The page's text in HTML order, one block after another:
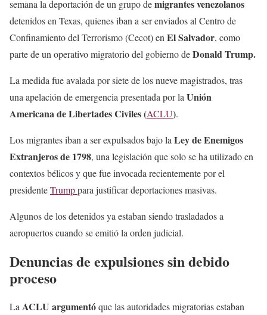
semana la deportación de un grupo demigrantes venezolanos
detenidos en Texas, quienes iban a ser enviados al Centro de
Confinamiento del Terrorismo (Cecot) en El Salvador, como
parte de un operativo migratorio del gobierno deDonald Trump.
La medida fue avalada por siete de los nueve magistrados, tras
una apelación de emergencia presentada por la Unión
Americana de Libertades Civiles (ACLU).
Los migrantes iban a ser expulsados bajo la Ley de Enemigos
Extranjeros de 1798, una legislación que solo se ha utilizado en
contextos bélicos y que fue invocada recientemente por el
presidenteTrumppara justificar deportaciones masivas.
Algunos de los detenidos ya estaban siendo trasladados a
aeropuertos cuando se emitió la orden judicial.
Denuncias de expulsiones sin debido
proceso
La ACLU argumentóque las autoridades migratorias estaban